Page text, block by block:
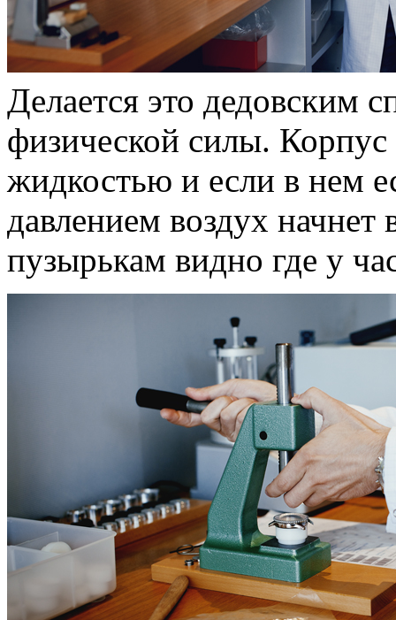
Делается это дедовским
физической силы.
жидкостью и если в нем
давлением воздух
пузырькам видно где у